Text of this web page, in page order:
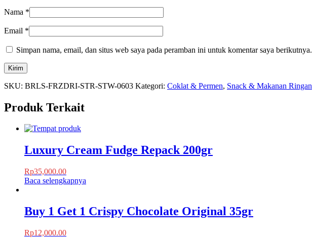
Nama *
Email *
Simpan nama, email, dan situs web saya pada peramban ini untuk komentar saya berikutnya.
SKU: BRLS-FRZDRI-STR-STW-0603 Kategori: Coklat & Permen, Snack & Makanan Ringan
Produk Terkait
Luxury Cream Fudge Repack 200gr
Rp35,000.00
Baca selengkapnya
Buy 1 Get 1 Crispy Chocolate Original 35gr
Rp12,000.00